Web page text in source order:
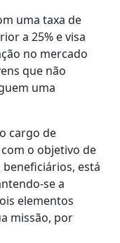
uma taxa de
a 25% e visa
no mercado
que não
uma
cargo de
o objetivo de
está
se a
elementos
missão, por